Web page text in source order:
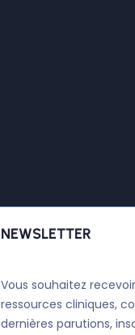
NEWSLETTER
Vous souhaitez
ressources cliniques,
dernières parutions,